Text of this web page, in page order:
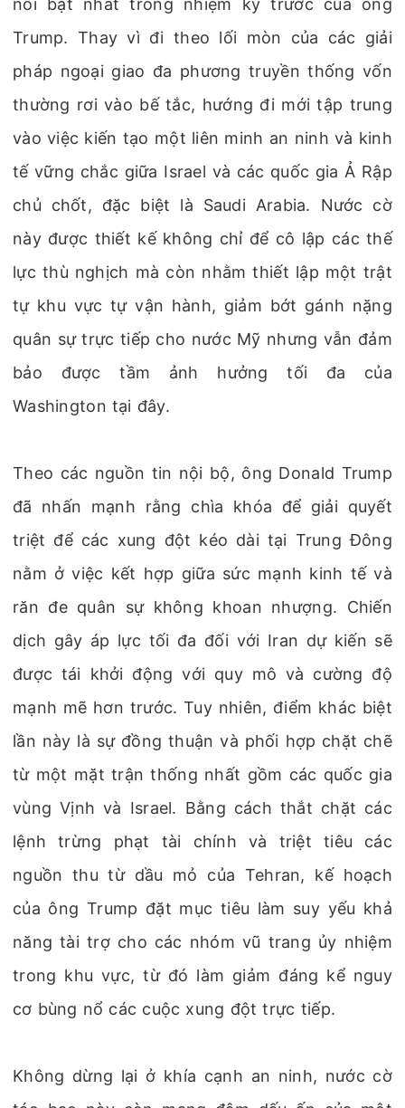
nổi bật nhất trong nhiệm kỳ trước của ông
Trump. Thay vì đi theo lối mòn của các giải
pháp ngoại giao đa phương truyền thống vốn
thường rơi vào bế tắc, hướng đi mới tập trung
vào việc kiến tạo một liên minh an ninh và kinh
tế vững chắc giữa Israel và các quốc gia Ả Rập
chủ chốt, đặc biệt là Saudi Arabia. Nước cờ
này được thiết kế không chỉ để cô lập các thế
lực thù nghịch mà còn nhằm thiết lập một trật
tự khu vực tự vận hành, giảm bớt gánh nặng
quân sự trực tiếp cho nước Mỹ nhưng vẫn đảm
bảo được tầm ảnh hưởng tối đa của
Washington tại đây.
Theo các nguồn tin nội bộ, ông Donald Trump
đã nhấn mạnh rằng chìa khóa để giải quyết
triệt để các xung đột kéo dài tại Trung Đông
nằm ở việc kết hợp giữa sức mạnh kinh tế và
răn đe quân sự không khoan nhượng. Chiến
dịch gây áp lực tối đa đối với Iran dự kiến sẽ
được tái khởi động với quy mô và cường độ
mạnh mẽ hơn trước. Tuy nhiên, điểm khác biệt
lần này là sự đồng thuận và phối hợp chặt chẽ
từ một mặt trận thống nhất gồm các quốc gia
vùng Vịnh và Israel. Bằng cách thắt chặt các
lệnh trừng phạt tài chính và triệt tiêu các
nguồn thu từ dầu mỏ của Tehran, kế hoạch
của ông Trump đặt mục tiêu làm suy yếu khả
năng tài trợ cho các nhóm vũ trang ủy nhiệm
trong khu vực, từ đó làm giảm đáng kể nguy
cơ bùng nổ các cuộc xung đột trực tiếp.
Không dừng lại ở khía cạnh an ninh, nước cờ